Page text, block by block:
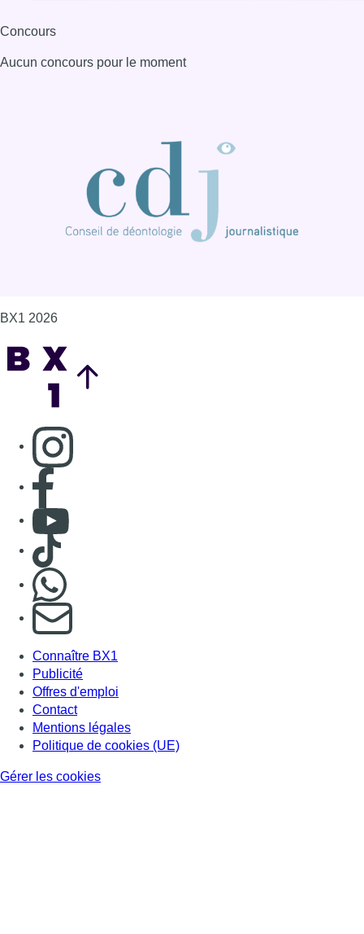
Consulter page Instagram
S'abonner à notre newsletter
Connaître BX1
Publicité
Offres d'emploi
Contact
Mentions légales
Politique de cookies (UE)
Gérer les cookies